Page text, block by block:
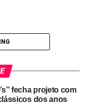
27,
que vão estar
A tal nova
fecha projeto com
dos anos